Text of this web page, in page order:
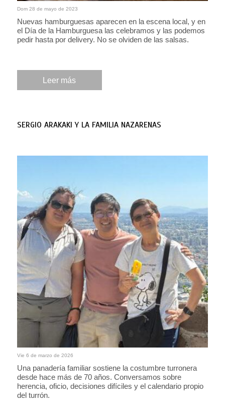
Dom 28 de mayo de 2023
Nuevas hamburguesas aparecen en la escena local, y en
el Día de la Hamburguesa las celebramos y las podemos
pedir hasta por delivery. No se olviden de las salsas.
Leer más
SERGIO ARAKAKI Y LA FAMILIA NAZARENAS
Vie 6 de marzo de 2026
Una panadería familiar sostiene la costumbre turronera
desde hace más de 70 años. Conversamos sobre
herencia, oficio, decisiones difíciles y el calendario propio
del turrón.